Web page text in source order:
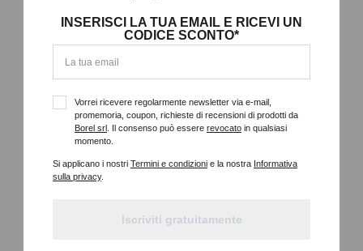
93LT, BIANCO, CLASSE E, STATICO, COMPARTO
DIMENSIONI (AXLXP) 85,0X47,2X45,0 CM
Dettagli
INSERISCI LA TUA EMAIL E RICEVI UN
CODICE SCONTO*
Vorrei ricevere regolarmente newsletter via e-mail,
promemoria, coupon, richieste di recensioni di prodotti da
Borel srl . Il consenso può essere revocato in qualsiasi
momento.
Si applicano i nostri Termini e condizioni e la nostra Informativa
sulla privacy.
Iscriviti gratuitamente